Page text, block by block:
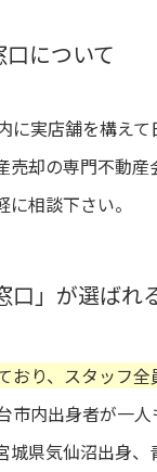
について
に実店舗を構え
売却の専門不動
相談下さい。
口」が選ばれ
り、スタッフ全
市内出身者が一
城県気仙沼出身